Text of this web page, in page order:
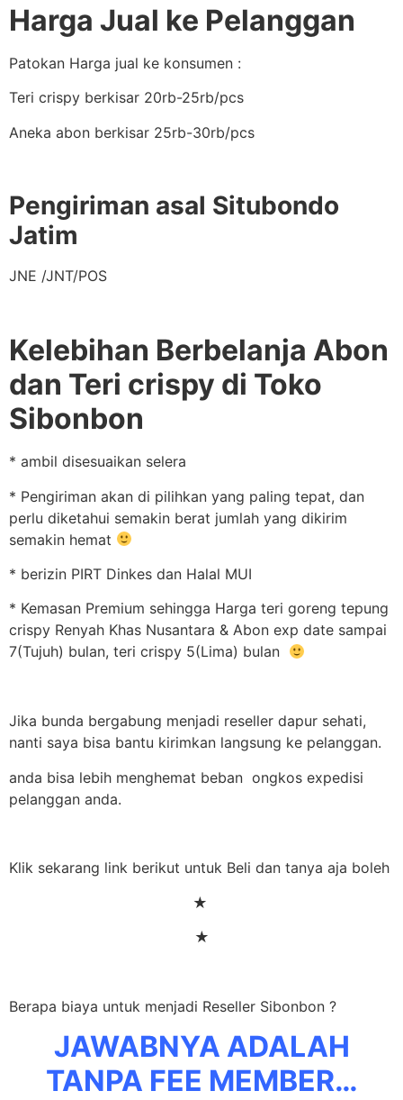
Harga Jual ke Pelanggan
Patokan Harga jual ke konsumen :
Teri crispy berkisar 20rb-25rb/pcs
Aneka abon berkisar 25rb-30rb/pcs
Pengiriman asal Situbondo
Jatim
JNE /JNT/POS
Kelebihan Berbelanja Abon
dan Teri crispy di Toko
Sibonbon
* ambil disesuaikan selera
* Pengiriman akan di pilihkan yang paling tepat, dan
perlu diketahui semakin berat jumlah yang dikirim
semakin hemat
* berizin PIRT Dinkes dan Halal MUI
* Kemasan Premium sehingga Harga teri goreng tepung
crispy Renyah Khas Nusantara & Abon exp date sampai
7(Tujuh) bulan, teri crispy 5(Lima) bulan
Jika bunda bergabung menjadi reseller dapur sehati,
nanti saya bisa bantu kirimkan langsung ke pelanggan.
anda bisa lebih menghemat beban ongkos expedisi
pelanggan anda.
Klik sekarang link berikut untuk Beli dan tanya aja boleh
★
★
Berapa biaya untuk menjadi Reseller Sibonbon ?
JAWABNYA ADALAH
TANPA FEE MEMBER…